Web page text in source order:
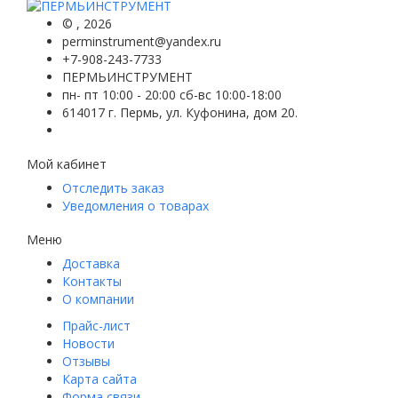
© , 2026
perminstrument@yandex.ru
+7-908-243-7733
ПЕРМЬИНСТРУМЕНТ
пн- пт 10:00 - 20:00 сб-вс 10:00-18:00
614017 г. Пермь, ул. Куфонина, дом 20.
Мой кабинет
Отследить заказ
Уведомления о товарах
Меню
Доставка
Контакты
О компании
Прайс-лист
Новости
Отзывы
Карта сайта